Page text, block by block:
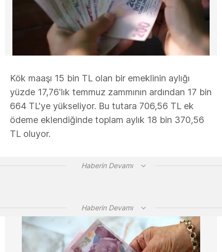
Kök maaşı 15 bin TL olan bir emeklinin aylığı
yüzde 17,76'lık temmuz zammının ardından 17 bin
664 TL'ye yükseliyor. Bu tutara 706,56 TL ek
ödeme eklendiğinde toplam aylık 18 bin 370,56
TL oluyor.
Haberin Devamı
Haberin Devamı